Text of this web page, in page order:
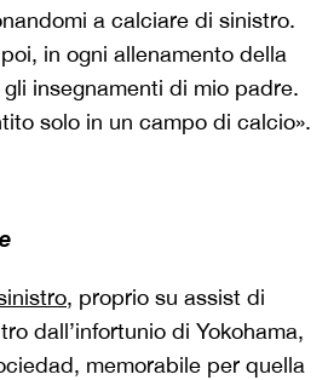
a calciare di sinistro.
in ogni allenamento della
insegnamenti di mio padre.
solo in un campo di calcio».
, proprio su assist di
dall’infortunio di Yokohama,
memorabile per quella